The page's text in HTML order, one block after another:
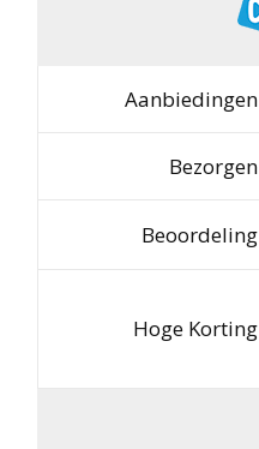
Aanbiedingen
Bezorgen
Beoordeling
Hoge Korting